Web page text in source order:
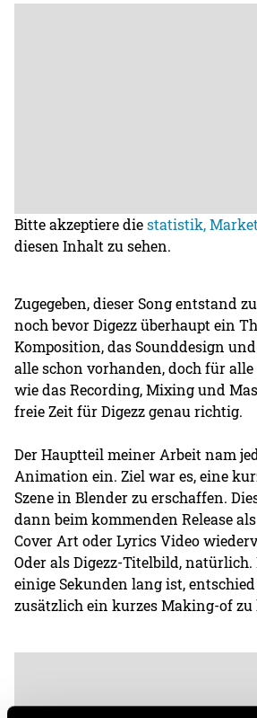
Bitte akzeptiere diestatistik,
diesen Inhalt zu sehen.
Zugegeben, dieser Song entstand
noch bevor Digezz überhaupt ein
Komposition, das Sounddesign
alle schon vorhanden, doch für
wie das Recording, Mixing und
freie Zeit für Digezz genau richtig.
Der Hauptteil meiner Arbeit nam
Animation ein. Ziel war es, eine
Szene in Blender zu erschaffen.
dann beim kommenden Release
Cover Art oder Lyrics Video
Oder als Digezz-Titelbild, natürlich.
einige Sekunden lang ist,
zusätzlich ein kurzes Making-of zu